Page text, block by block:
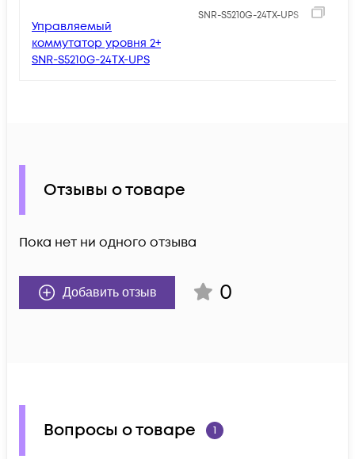
Управляемый
коммутатор уровня 2+
SNR-S5210G-24TX-UPS
SNR-S5210G-24TX-UPS
Отзывы о товаре
Пока нет ни одного отзыва
Добавить отзыв 0
Вопросы о товаре 1